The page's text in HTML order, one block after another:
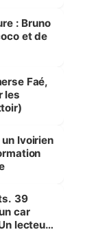
: Bruno
et de
Faé,
les
Ivoirien
39
car
lecteur